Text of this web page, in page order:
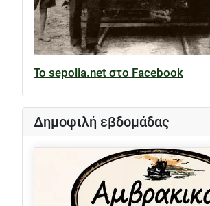
Το sepolia.net στο Facebook
Δημοφιλή εβδομάδας